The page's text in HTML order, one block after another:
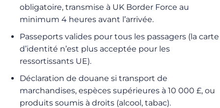
obligatoire, transmise à UK Border Force au
minimum 4 heures avant l’arrivée.
Passeports valides pour tous les passagers (la carte
d’identité n’est plus acceptée pour les
ressortissants UE).
Déclaration de douane si transport de
marchandises, espèces supérieures à 10 000 £, ou
produits soumis à droits (alcool, tabac).